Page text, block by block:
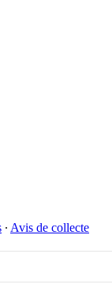
∙ Avis de collecte